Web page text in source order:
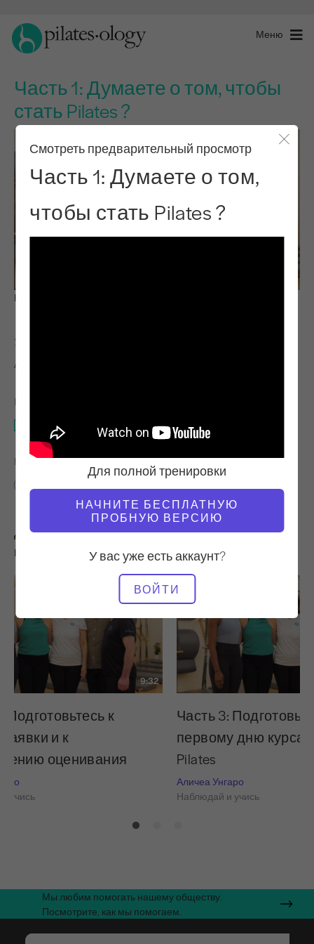
Меню
Часть 1: Думаете о том, чтобы
стать Pilates ?
Смотреть предварительный просмотр
Часть 1: Думаете о том,
чтобы стать Pilates ?
Для полной тренировки
НАЧНИТЕ БЕСПЛАТНУЮ
ПРОБНУЮ ВЕРСИЮ
У вас уже есть аккаунт?
ВОЙТИ
Наблюдай и учись
УЧИТЕЛЬ
Аличеа Унгаро
НЕОБХОДИМОЕ ОБОРУДОВАНИЕ
Целая студия
НАЙТИ ПОХОЖИЕ КЛАССЫ ДЛЯ
Другие тренировки, которые вам могут
понравиться
9:32
Подготовьтесь к
и к
оценивания
учись
Часть 3:
первому дню курса
Pilates
Аличеа Унгаро
Наблюдай и учись
Мы любим помогать нашему обществу.
Посмотрите, как мы помогаем.